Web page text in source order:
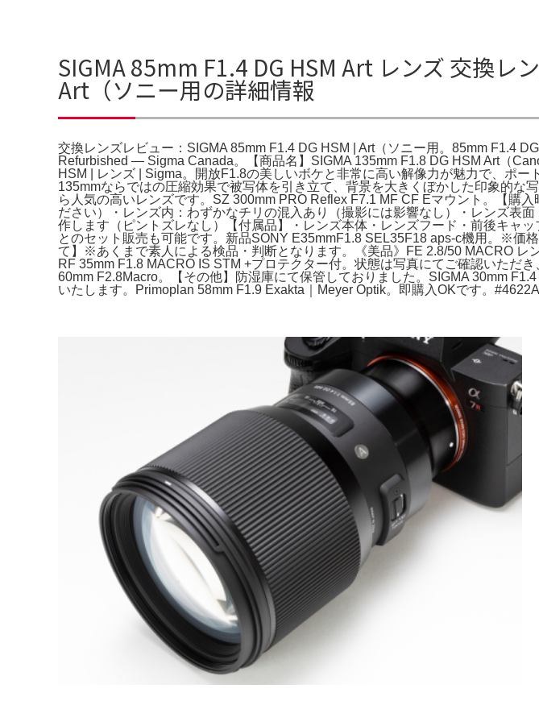
SIGMA 85mm F1.4 DG HSM Art レンズ 交換レ
Art（ソニー用の詳細情報
交換レンズレビュー：SIGMA 85mm F1.4 DG HSM | Art（ソニー用。85mm F1.4
Refurbished — Sigma Canada。【商品名】SIGMA 135mm F1.8 DG HSM Art（
HSM | レンズ | Sigma。開放F1.8の美しいボケと非常に高い解像力が魅力で、ポ
135mmならではの圧縮効果で被写体を引き立て、背景を大きくぼかした印象的
ら人気の高いレンズです。SZ 300mm PRO Reflex F7.1 MF CF Eマウント。【購
ださい）・レンズ内：わずかなチリの混入あり（撮影には影響なし）・レンズ表
作します（ピントズレなし）【付属品】・レンズ本体・レンズフード・前後キャ
とのセット販売も可能です。新品SONY E35mmF1.8 SEL35F18 aps-c機用。※価
て】※あくまで素人による検品・判断となります。《美品》FE 2.8/50 MACRO
RF 35mm F1.8 MACRO IS STM +プロテクター付。状態は写真にてご確認いただ
60mm F2.8Macro。【その他】防湿庫にて保管しておりました。SIGMA 30mm
いたします。Primoplan 58mm F1.9 Exakta｜Meyer Optik。即購入OKです。